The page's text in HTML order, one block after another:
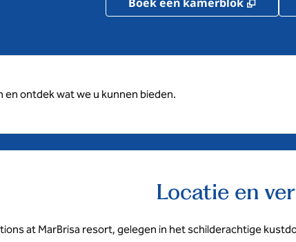
ontdek wat we u kunnen bieden.
Locatie en
at MarBrisa resort, gelegen in het schilderachtige